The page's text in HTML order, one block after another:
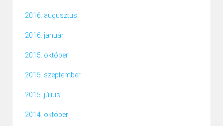
2016. augusztus
2016. január
2015. október
2015. szeptember
2015. július
2014. október